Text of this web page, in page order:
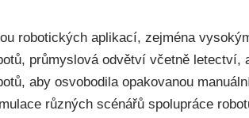
robotických aplikací, zejména
průmyslová odvětví včetně letectví,
aby osvobodila opakovanou
různých scénářů spolupráce